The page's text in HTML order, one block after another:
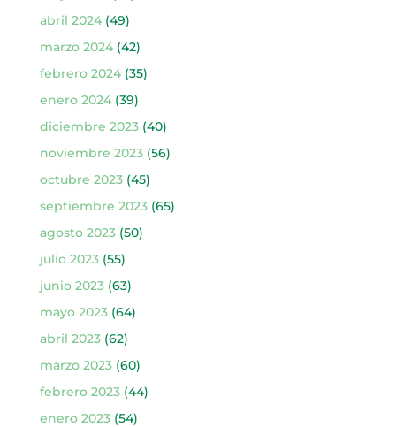
abril 2024(49)
marzo 2024(42)
febrero 2024(35)
enero 2024(39)
diciembre 2023(40)
noviembre 2023(56)
octubre 2023(45)
septiembre 2023(65)
agosto 2023(50)
julio 2023(55)
junio 2023(63)
mayo 2023(64)
abril 2023(62)
marzo 2023(60)
febrero 2023(44)
enero 2023(54)